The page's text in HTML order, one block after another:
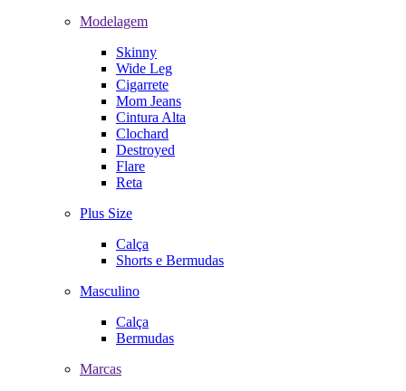
Modelagem
Skinny
Wide Leg
Cigarrete
Mom Jeans
Cintura Alta
Clochard
Destroyed
Flare
Reta
Plus Size
Calça
Shorts e Bermudas
Masculino
Calça
Bermudas
Marcas